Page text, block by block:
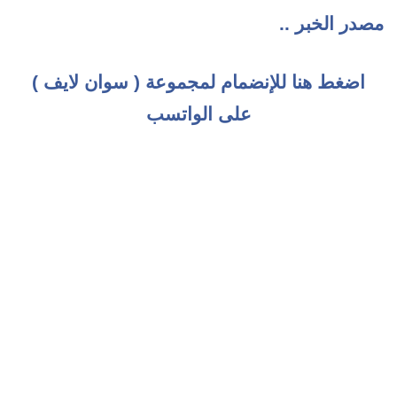
مصدر الخبر ..
اضغط هنا للإنضمام لمجموعة ( سوان لايف )
على الواتسب